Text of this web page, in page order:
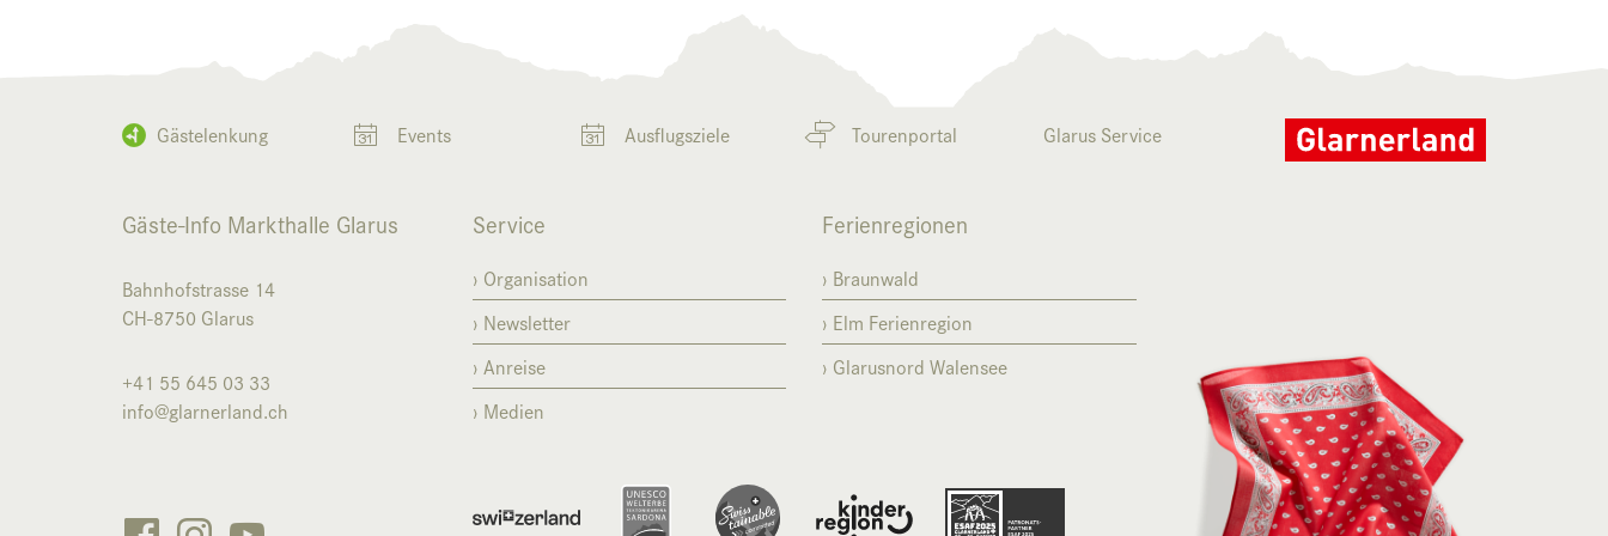
Gästelenkung Events Ausflugsziele Tourenportal Glarus Service
Gäste-Info Markthalle Glarus
Bahnhofstrasse 14
CH-8750 Glarus
+41 55 645 03 33
info@glarnerland.ch
Service
Organisation
Newsletter
Anreise
Medien
Ferienregionen
Braunwald
Elm Ferienregion
Glarusnord Walensee